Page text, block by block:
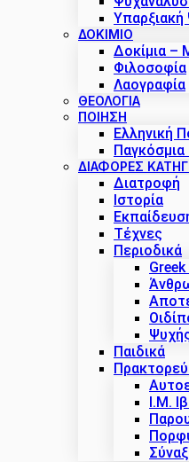
Υπαρξιακή
ΔΟΚΊΜΙΟ
Δοκίμια –
Φιλοσοφία
Λαογραφία
ΘΕΟΛΟΓΙΑ
ΠΟΙΗΣΗ
Ελληνική
Παγκόσμια
ΔΙΑΦΟΡΕΣ
Διατροφή
Ιστορία
Τέχνες
Περιοδικά
Παιδικά
Ι.Μ.